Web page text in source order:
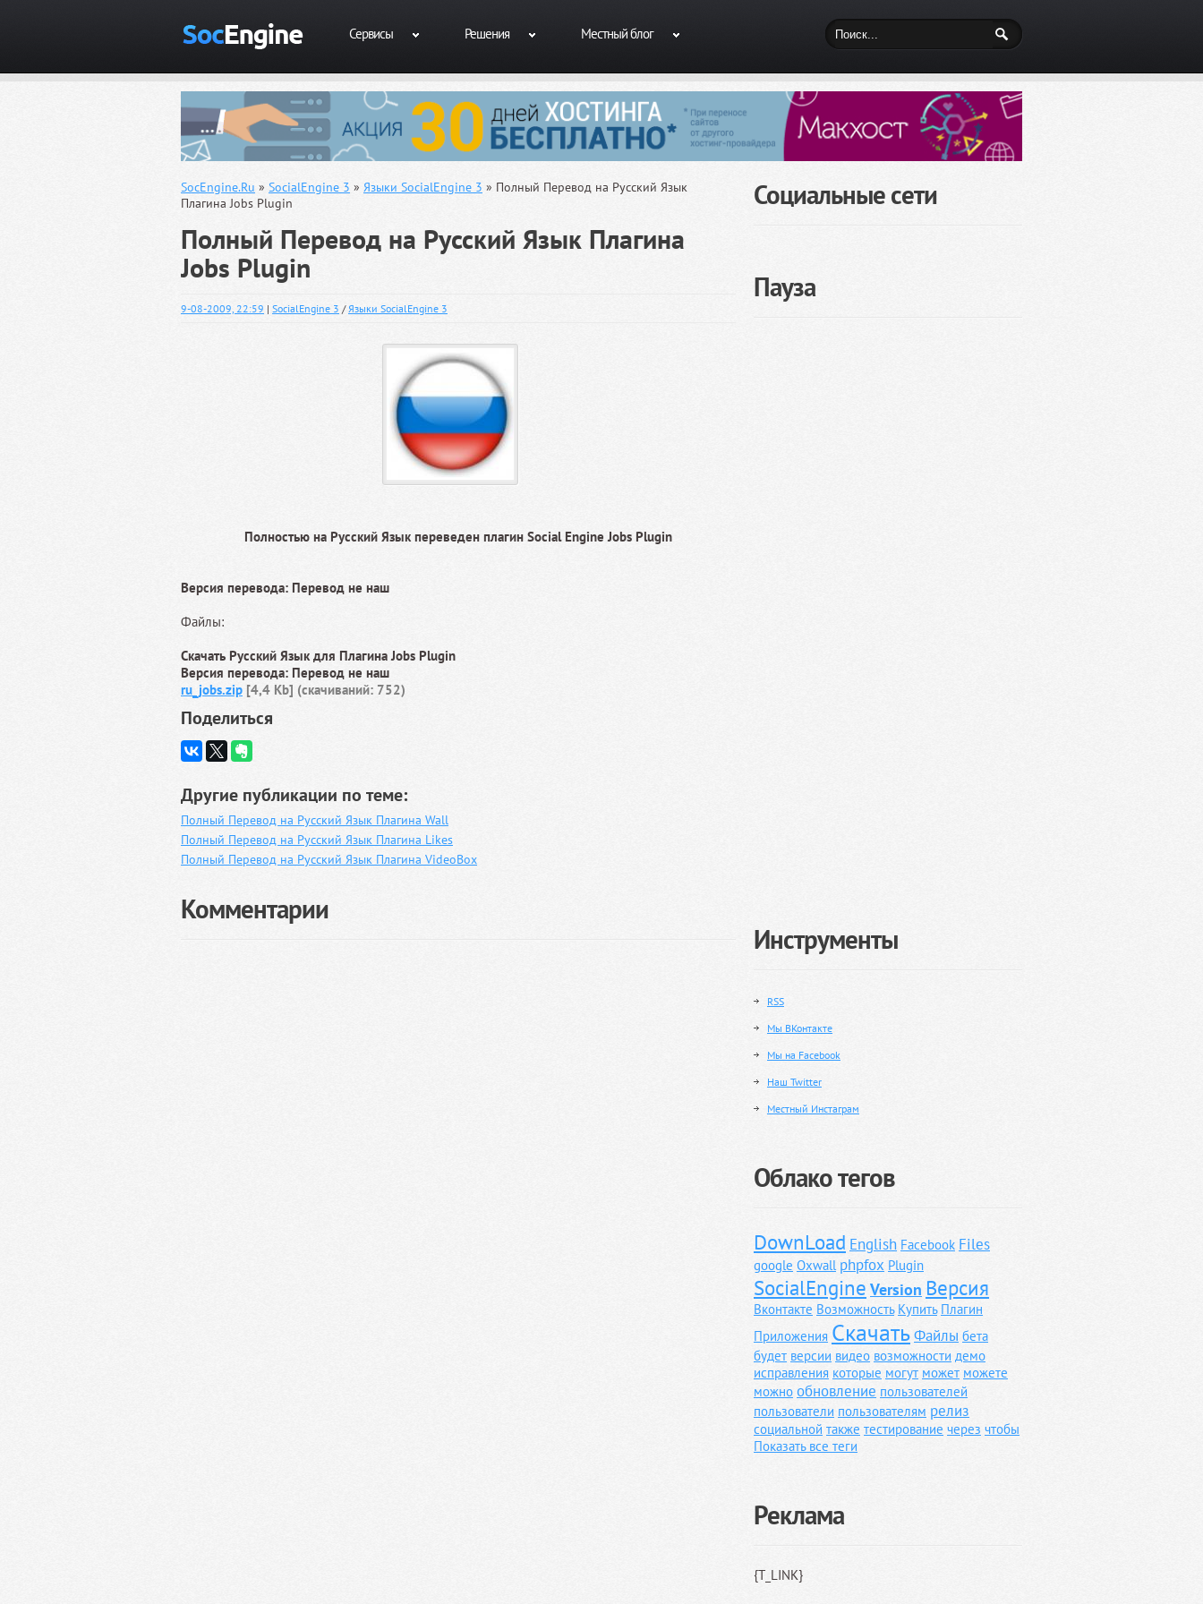
Сервисы Решения Местный блог
SocEngine.Ru » SocialEngine 3 » Языки SocialEngine 3 » Полный Перевод на Русский Язык
Плагина Jobs Plugin
Полный Перевод на Русский Язык Плагина
Jobs Plugin
9-08-2009, 22:59 | SocialEngine 3 /Языки SocialEngine 3
Полностью на Русский Язык переведен плагин Social Engine Jobs Plugin
Версия перевода: Перевод не наш
Файлы:
Скачать Русский Язык для Плагина Jobs Plugin
Версия перевода: Перевод не наш
ru_jobs.zip [4,4 Kb] (cкачиваний: 752)
Поделиться
Другие публикации по теме:
Полный Перевод на Русский Язык Плагина Wall
Полный Перевод на Русский Язык Плагина Likes
Полный Перевод на Русский Язык Плагина VideoBox
Комментарии
Социальные сети
Пауза
Инструменты
RSS
Мы ВКонтакте
Мы на Facebook
Наш Twitter
Местный Инстаграм
Облако тегов
DownLoad English Facebook Files
google Oxwall phpfox Plugin
SocialEngine Version Версия
Вконтакте Возможность Купить Плагин
Приложения СкачатьФайлы бета
будет версии видео возможности демо
исправления которые могут может можете
можно обновление пользователей
пользователи пользователям релиз
социальной также тестирование через чтобы
Показать все теги
Реклама
{T_LINK}